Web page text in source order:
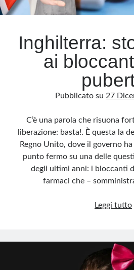
Archivio
Archivi
Questo blog non rappresenta una testata
senza alcuna periodicità. Non può pertanto
sensi della legge n· 62 del 7.03.2001. L’autore
pubblicato dai lettori nei commenti ai vari post.
ritenuti offensivi o lesivi dell’immagine o
razzisti o che contengano dati personali non
privacy. Alcune immagini inserite in questo blog
immediatamente rimosse. L’autore del blog non è
Inghilterra:
ai
Pubblicato su 27
C’è una parola che risuona
liberazione: basta!. È questa la
Regno Unito, dove il governo
punto fermo su una delle
degli ultimi anni: i bloccanti
farmaci che –
Leggi tutto